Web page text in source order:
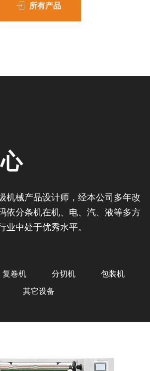
所有产品
机械产品设计师，经本公司多年改
依分条机在机、电、汽、液等多方
业中处于优秀水平。
复卷机 分切机
包装机
其它设备